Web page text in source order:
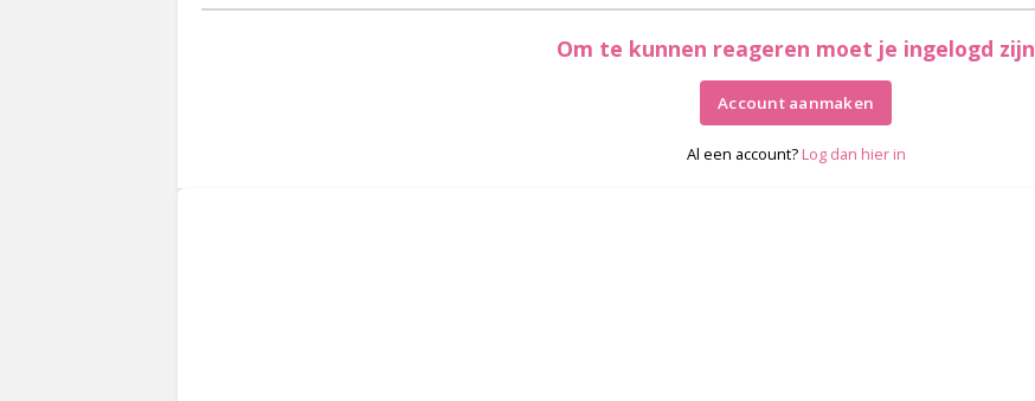
Om te kunnen reageren moet je ingelogd zijn
Account aanmaken
Al een account? Log dan hier in